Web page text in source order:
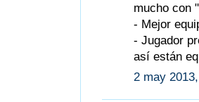
mucho con
- Mejor
- Jugador
así están
2 may